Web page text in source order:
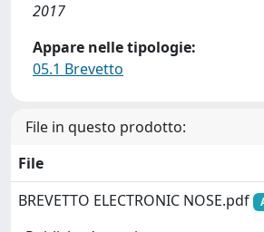
2017
Appare nelle tipologie:
05.1 Brevetto
File in questo prodotto:
File
BREVETTO ELECTRONIC NOSE.pdf